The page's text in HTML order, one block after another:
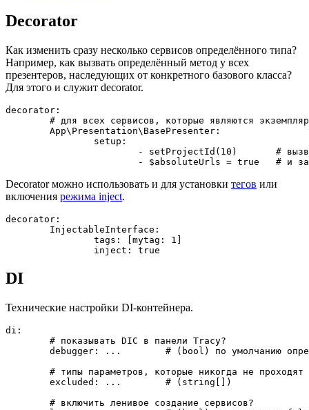
Decorator
Как изменить сразу несколько сервисов определённого типа?
Например, как вызвать определённый метод у всех
презентеров, наследующих от конкретного базового класса?
Для этого и служит decorator.
decorator:
Decorator можно использовать и для установки тегов или
включения режима inject.
decorator:
DI
Технические настройки DI-контейнера.
di: